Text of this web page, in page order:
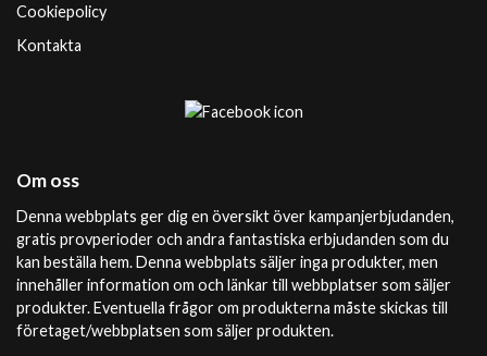
Cookiepolicy
Kontakta
Om oss
Denna webbplats ger dig en översikt över kampanjerbjudanden,
gratis provperioder och andra fantastiska erbjudanden som du
kan beställa hem. Denna webbplats säljer inga produkter, men
innehåller information om och länkar till webbplatser som säljer
produkter. Eventuella frågor om produkterna måste skickas till
företaget/webbplatsen som säljer produkten.